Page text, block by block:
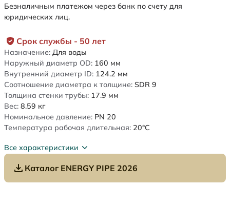
Срок службы - 50 лет
Назначение: Для воды
Наружный диаметр OD: 160 мм
Внутренний диаметр ID: 124.2 мм
Соотношение диаметра к толщине: SDR 9
Толщина стенки трубы: 17.9 мм
Вес: 8.59 кг
Номинальное давление: PN 20
Температура рабочая длительная: 20°C
Все характеристики
Каталог ENERGY PIPE 2026
Безналичным платежом через банк по счету для
юридических лиц.